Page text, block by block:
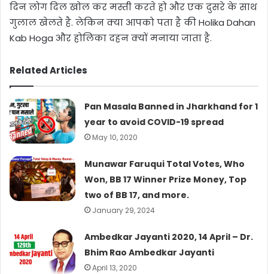
दिन लोग दिल खोल कर मस्ती करते हो और एक दुसरे के साथ
गुलाल खेलते है. लेकिन क्या आपको पता है की Holika Dahan
Kab Hoga और होलिका दहन क्यों मनाया जाता है.
Related Articles
Pan Masala Banned in Jharkhand for 1
year to avoid COVID-19 spread
May 10, 2020
Munawar Faruqui Total Votes, Who
Won, BB 17 Winner Prize Money, Top
two of BB 17, and more.
January 29, 2024
Ambedkar Jayanti 2020, 14 April – Dr.
Bhim Rao Ambedkar Jayanti
April 13, 2020